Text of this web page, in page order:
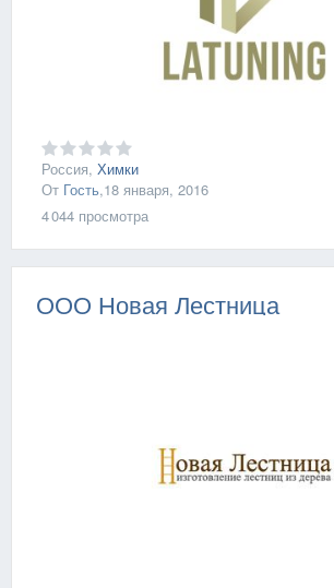
Россия, Химки
От Гость,18 января, 2016
4 044 просмотра
ООО Новая Лестница